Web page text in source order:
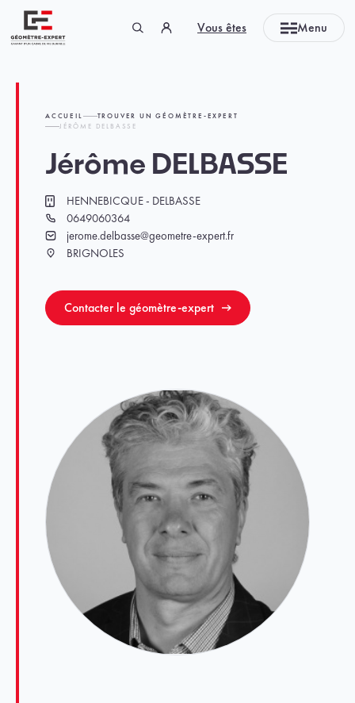
Vous êtes Menu
ACCUEIL
TROUVER UN GÉOMÈTRE-EXPERT
JÉRÔME DELBASSE
Jérôme DELBASSE
CabinetHENNEBICQUE - DELBASSE
Téléphone
0649060364
Emailjerome.delbasse@geometre-expert.fr
Ville
BRIGNOLES
Contacter le géomètre-expert
Panneau de gestion des cookies